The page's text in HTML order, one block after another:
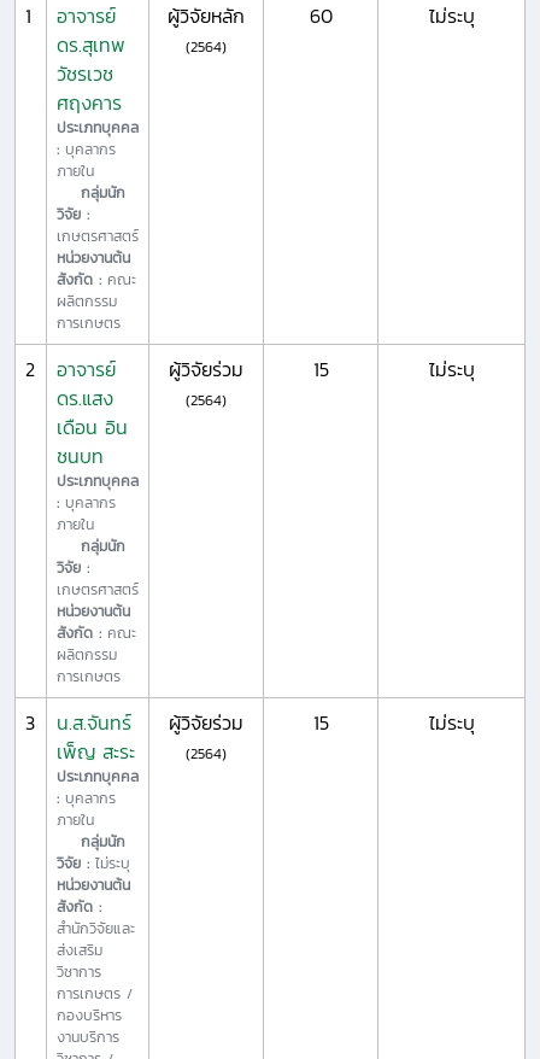
1
อาจารย์
ดร.สุเทพ
วัชรเวช
ศฤงคาร
ประเภทบุคคล
: บุคลากร
ภายใน
กลุ่มนัก
วิจัย :
เกษตรศาสตร์
หน่วยงานต้น
สังกัด : คณะ
ผลิตกรรม
การเกษตร
ผู้วิจัยหลัก
(2564)
60 ไม่ระบุ
2
อาจารย์
ดร.แสง
เดือน อิน
ชนบท
ประเภทบุคคล
: บุคลากร
ภายใน
กลุ่มนัก
วิจัย :
เกษตรศาสตร์
หน่วยงานต้น
สังกัด : คณะ
ผลิตกรรม
การเกษตร
ผู้วิจัยร่วม
(2564)
15 ไม่ระบุ
3
น.ส.จันทร์
เพ็ญ สะระ
ประเภทบุคคล
: บุคลากร
ภายใน
กลุ่มนัก
วิจัย : ไม่ระบุ
หน่วยงานต้น
สังกัด :
สำนักวิจัยและ
ส่งเสริม
วิชาการ
การเกษตร /
กองบริหาร
งานบริการ
ผู้วิจัยร่วม
(2564)
15 ไม่ระบุ